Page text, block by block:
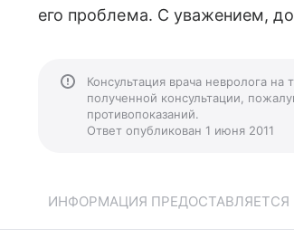
его проблема. С уважением,
Консультация врача невролога
полученной консультации,
противопоказаний.
Ответ опубликован 1 июня 2011
ИНФОРМАЦИЯ